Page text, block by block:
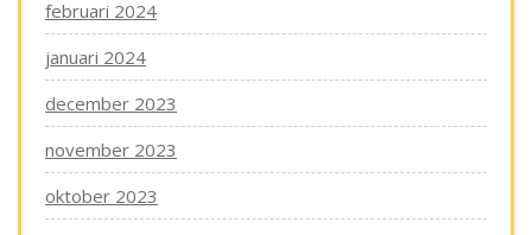
februari 2024
januari 2024
december 2023
november 2023
oktober 2023